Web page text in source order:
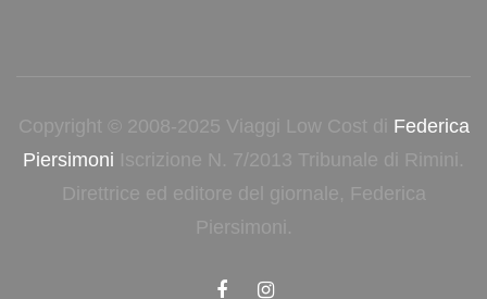
Copyright © 2008-2025 Viaggi Low Cost di Federica
Piersimoni Iscrizione N. 7/2013 Tribunale di Rimini.
Direttrice ed editore del giornale, Federica
Piersimoni.